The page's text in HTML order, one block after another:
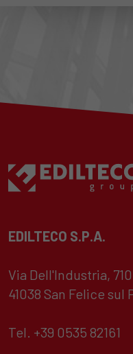
EDILTECO S.P.A.
Via Dell'Industria, 710
41038 San Felice sul
Tel. +39 0535 82161